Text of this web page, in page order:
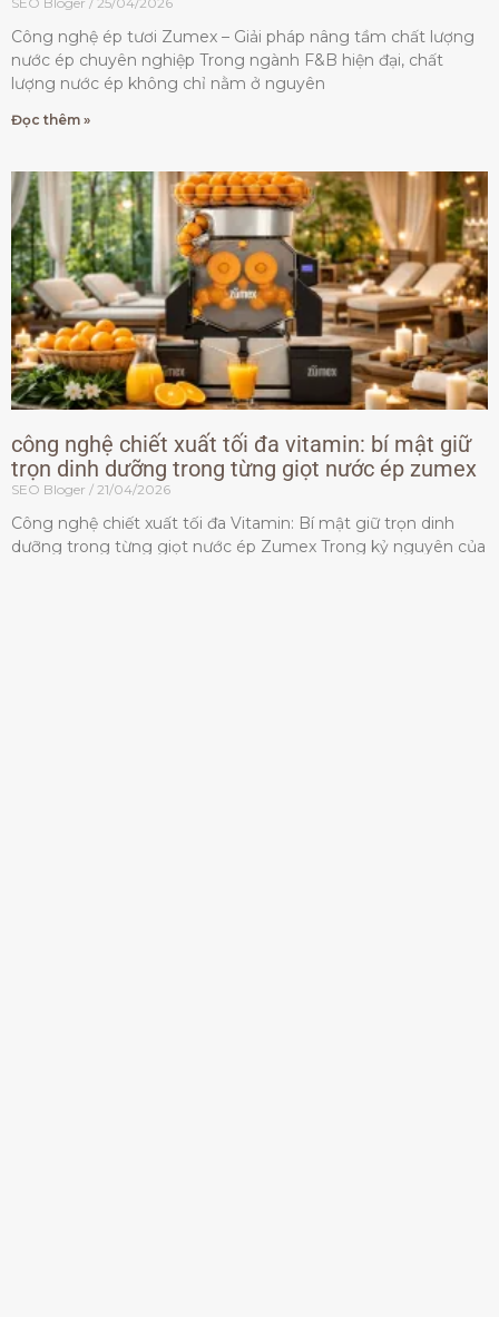
Công nghệ ép tươi Zumex – Giải pháp nâng tầm chất lượng
nước ép chuyên nghiệp Trong ngành F&B hiện đại, chất
lượng nước ép không chỉ nằm ở nguyên
Đọc thêm »
công nghệ chiết xuất tối đa vitamin: bí mật giữ
trọn dinh dưỡng trong từng giọt nước ép zumex
SEO Bloger 21/04/2026
Công nghệ chiết xuất tối đa Vitamin: Bí mật giữ trọn dinh
dưỡng trong từng giọt nước ép Zumex Trong kỷ nguyên của